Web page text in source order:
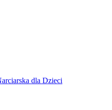
dla Dzieci